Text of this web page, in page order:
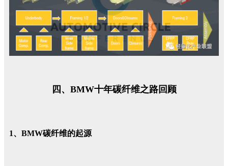
四、BMW十年碳纤维之路回顾
1、BMW碳纤维的起源